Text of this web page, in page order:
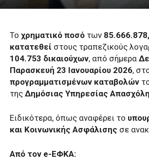
Το χρηματικό ποσό των
κατατεθεί στους τραπεζικούς
104.753 δικαιούχων, από σήμερα
Παρασκευή 23 Ιανουαρίου 2026,
προγραμματισμένων καταβολών
της Δημόσιας Υπηρεσίας
Ειδικότερα, όπως αναφέρει το
και Κοινωνικής Ασφάλισης σε
Από τον e-ΕΦΚΑ: